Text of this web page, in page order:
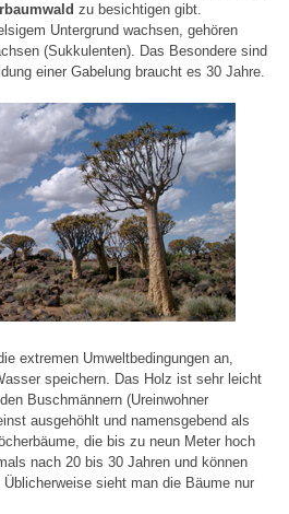
zu besichtigen gibt.
Untergrund wachsen, gehören
(Sukkulenten). Das Besondere sind
einer Gabelung braucht es 30 Jahre.
extremen Umweltbedingungen an,
speichern. Das Holz ist sehr leicht
Buschmännern (Ureinwohner
ausgehöhlt und namensgebend als
die bis zu neun Meter hoch
nach 20 bis 30 Jahren und können
sieht man die Bäume nur